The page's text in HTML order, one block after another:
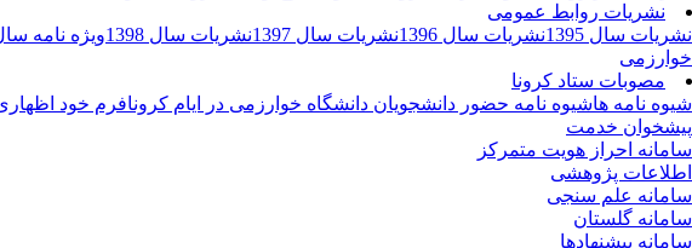
نشریات روابط عمومی
نشریات سال 1395
نشریات سال 1396 نشریات سال 1397 نشریات سال 1398 ویژه نامه سال
خوارزمی
مصوبات ستاد کرونا
شیوه نامه هاشیوه نامه حضور دانشجویان دانشگاه خوارزمی در ایام کرونافرم خود
پیشخوان خدمت
سامانه احراز هویت متمرکز
اطلاعات پژوهشی
سامانه علم سنجی
سامانه گلستان
سامانه پیشنهادها